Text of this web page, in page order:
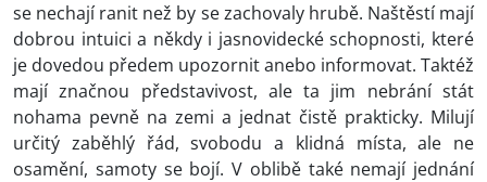
se nechají ranit než by se zachovaly hrubě. Naštěstí mají
dobrou intuici a někdy i jasnovidecké schopnosti, které
je dovedou předem upozornit anebo informovat. Taktéž
mají značnou představivost, ale ta jim nebrání stát
nohama pevně na zemi a jednat čistě prakticky. Milují
určitý zaběhlý řád, svobodu a klidná místa, ale ne
osamění, samoty se bojí. V oblibě také nemají jednání